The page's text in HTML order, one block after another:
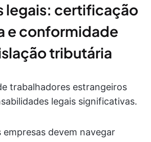
legais: certificação
e conformidade
tributária
trabalhadores estrangeiros
legais significativas.
empresas devem navegar